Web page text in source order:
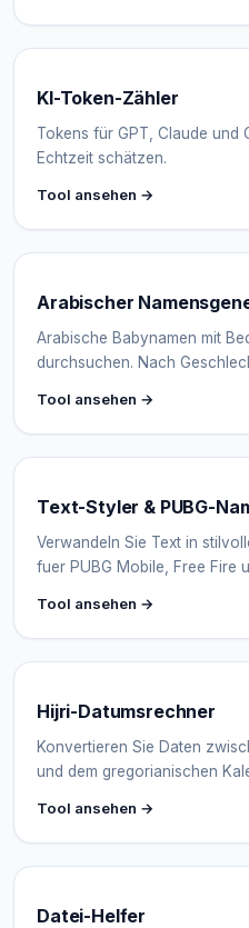
KI-Token-Zähler
Tokens für GPT, Claude und
Echtzeit schätzen.
Tool ansehen →
Arabischer
Arabische Babynamen mit
durchsuchen. Nach
Tool ansehen →
Text-Styler & PUBG-
Verwandeln Sie Text in
fuer PUBG Mobile, Free Fire
Tool ansehen →
Hijri-Datumsrechner
Konvertieren Sie Daten
und dem gregorianischen
Tool ansehen →
Datei-Helfer